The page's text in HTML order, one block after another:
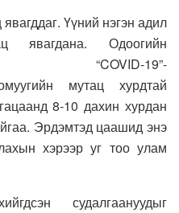
Үүний нэгэн адил
явагдана. Одоогийн
19”-
мутац хурдтай
8-10 дахин хурдан
Эрдэмтэд цаашид энэ
хэрээр уг тоо улам
судалгаануудыг